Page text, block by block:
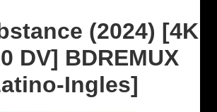
(2024) [4K
DV] BDREMUX
Ingles]